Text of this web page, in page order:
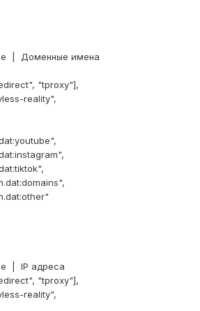
| Доменные имена
"tproxy"],
reality",
| IP адреса
"tproxy"],
reality",